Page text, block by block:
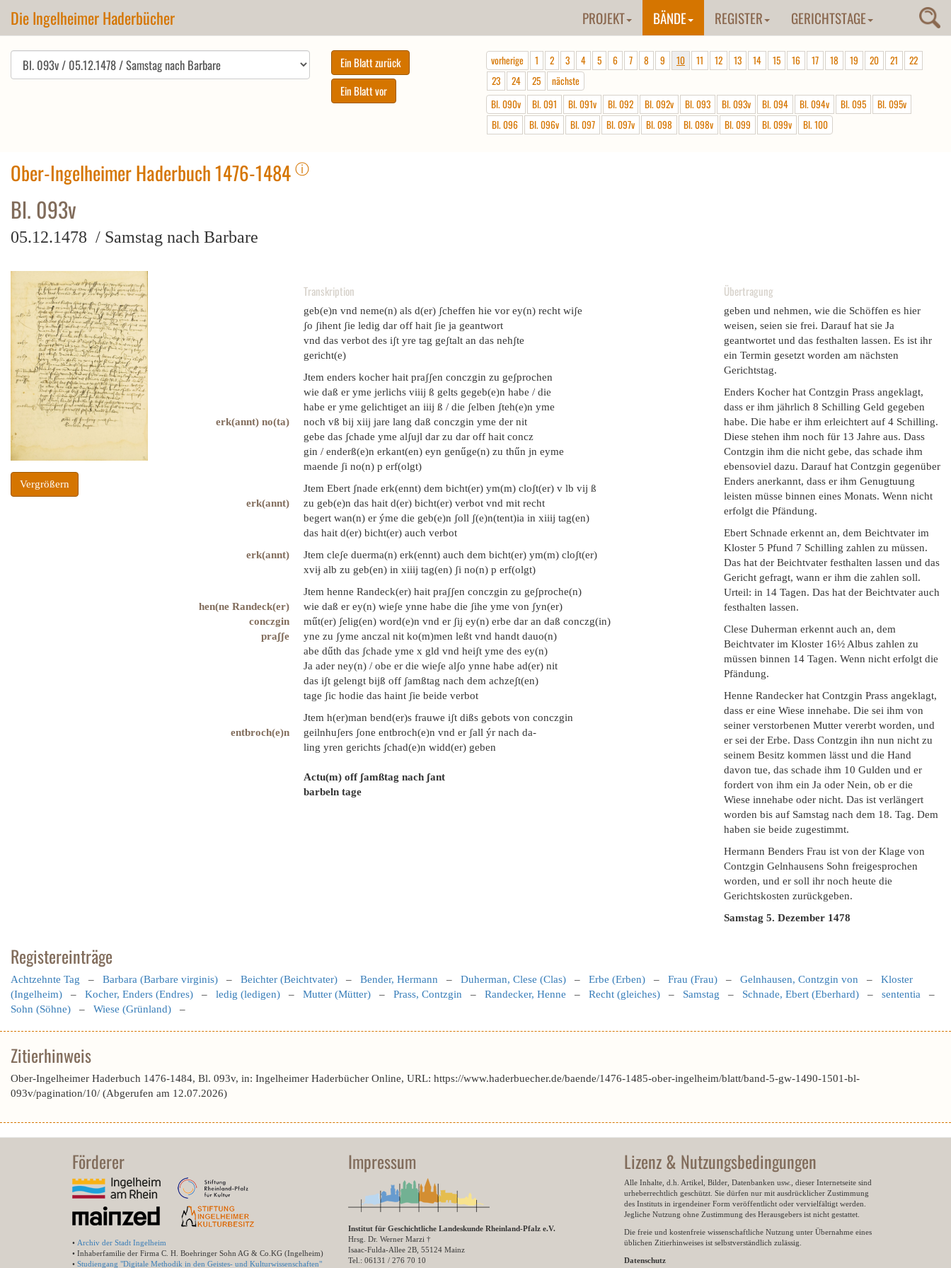
Die Ingelheimer Haderbücher PROJEKT BÄNDE REGISTER GERICHTSTAGE
vorherige 1 2 3 4 5 6 7 8 9 10 11 12 13 14 15 16 17 18 19 20 21
22
23
24 25
nächste
Bl. 090v
Bl. 091 Bl. 091v Bl. 092 Bl. 092v Bl. 093 Bl. 093v Bl. 094 Bl. 094v Bl. 095
Bl. 095v
Bl. 096
Bl. 096v Bl. 097 Bl. 097v Bl. 098 Bl. 098v Bl. 099 Bl. 099v Bl. 100
Ober-Ingelheimer Haderbuch 1476-1484 ⓘ
Bl. 093v
05.12.1478 / Samstag nach Barbare
Vergrößern
Transkription
geb(e)n vnd neme(n) als d(er) ʃcheffen hie vor ey(n) recht wiʃe
ʃo ʃihent ʃie ledig dar off hait ʃie ja geantwort
vnd das verbot des iʃt yre tag geʃtalt an das nehʃte
gericht(e)
Jtem enders kocher hait praʃʃen conczgin zu geʃprochen
wie daß er yme jerlichs viiij ß gelts gegeb(e)n habe / die
habe er yme gelichtiget an iiij ß / die ʃelben ʃteh(e)n yme
erk(annt) no(ta)
noch vß bij xiij jare lang daß conczgin yme der nit
gebe das ʃchade yme alʃujl dar zu dar off hait concz
gin / enderß(e)n erkant(en) eyn genűge(n) zu thűn jn eyme
maende ʃi no(n) p erf(olgt)
Jtem Ebert ʃnade erk(ennt) dem bicht(er) ym(m) cloʃt(er) v lb vij ß
erk(annt)
zu geb(e)n das hait d(er) bicht(er) verbot vnd mit recht
begert wan(n) er ýme die geb(e)n ʃoll ʃ(e)n(tent)ia in xiiij tag(en)
das hait d(er) bicht(er) auch verbot
erk(annt)
Jtem cleʃe duerma(n) erk(ennt) auch dem bicht(er) ym(m) cloʃt(er)
xviɉ alb zu geb(en) in xiiij tag(en) ʃi no(n) p erf(olgt)
Jtem henne Randeck(er) hait praʃʃen conczgin zu geʃproche(n)
hen(ne Randeck(er)
wie daß er ey(n) wieʃe ynne habe die ʃihe yme von ʃyn(er)
conczgin
műt(er) ʃelig(en) word(e)n vnd er ʃij ey(n) erbe dar an daß conczg(in)
praʃʃe
yne zu ʃyme anczal nit ko(m)men leßt vnd handt dauo(n)
abe dűth das ʃchade yme x gld vnd heiʃt yme des ey(n)
Ja ader ney(n) / obe er die wieʃe alʃo ynne habe ad(er) nit
das iʃt gelengt bijß off ʃamßtag nach dem achzeʃt(en)
tage ʃic hodie das haint ʃie beide verbot
Jtem h(er)man bend(er)s frauwe iʃt dißs gebots von conczgin
entbroch(e)n
geilnhuʃers ʃone entbroch(e)n vnd er ʃall ýr nach da-
ling yren gerichts ʃchad(e)n widd(er) geben
Actu(m) off ʃamßtag nach ʃant
barbeln tage
Übertragung
geben und nehmen, wie die Schöffen es hier
weisen, seien sie frei. Darauf hat sie Ja
geantwortet und das festhalten lassen. Es ist ihr
ein Termin gesetzt worden am nächsten
Gerichtstag.
Enders Kocher hat Contzgin Prass angeklagt,
dass er ihm jährlich 8 Schilling Geld gegeben
habe. Die habe er ihm erleichtert auf 4 Schilling.
Diese stehen ihm noch für 13 Jahre aus. Dass
Contzgin ihm die nicht gebe, das schade ihm
ebensoviel dazu. Darauf hat Contzgin gegenüber
Enders anerkannt, dass er ihm Genugtuung
leisten müsse binnen eines Monats. Wenn nicht
erfolgt die Pfändung.
Ebert Schnade erkennt an, dem Beichtvater im
Kloster 5 Pfund 7 Schilling zahlen zu müssen.
Das hat der Beichtvater festhalten lassen und das
Gericht gefragt, wann er ihm die zahlen soll.
Urteil: in 14 Tagen. Das hat der Beichtvater auch
festhalten lassen.
Clese Duherman erkennt auch an, dem
Beichtvater im Kloster 16½ Albus zahlen zu
müssen binnen 14 Tagen. Wenn nicht erfolgt die
Pfändung.
Henne Randecker hat Contzgin Prass angeklagt,
dass er eine Wiese innehabe. Die sei ihm von
seiner verstorbenen Mutter vererbt worden, und
er sei der Erbe. Dass Contzgin ihn nun nicht zu
seinem Besitz kommen lässt und die Hand
davon tue, das schade ihm 10 Gulden und er
fordert von ihm ein Ja oder Nein, ob er die
Wiese innehabe oder nicht. Das ist verlängert
worden bis auf Samstag nach dem 18. Tag. Dem
haben sie beide zugestimmt.
Hermann Benders Frau ist von der Klage von
Contzgin Gelnhausens Sohn freigesprochen
worden, und er soll ihr noch heute die
Gerichtskosten zurückgeben.
Samstag 5. Dezember 1478
Registereinträge
Achtzehnte Tag – Barbara (Barbare virginis) – Beichter (Beichtvater) – Bender, Hermann – Duherman, Clese (Clas) – Erbe (Erben) – Frau (Frau) – Gelnhausen, Contzgin von – Kloster
(Ingelheim) – Kocher, Enders (Endres) – ledig (ledigen) – Mutter (Mütter) – Prass, Contzgin – Randecker, Henne – Recht (gleiches) – Samstag – Schnade, Ebert (Eberhard) – sententia –
Sohn (Söhne) – Wiese (Grünland) –
Zitierhinweis
Ober-Ingelheimer Haderbuch 1476-1484, Bl. 093v, in: Ingelheimer Haderbücher Online, URL: https://www.haderbuecher.de/baende/1476-1485-ober-ingelheim/blatt/band-5-gw-1490-1501-bl-
093v/pagination/10/ (Abgerufen am 12.07.2026)
Förderer
• Archiv der Stadt Ingelheim
• Inhaberfamilie der Firma C. H. Boehringer Sohn AG & Co.KG (Ingelheim)
• Studiengang "Digitale Methodik in den Geistes- und Kulturwissenschaften"
Impressum
Institut für Geschichtliche Landeskunde Rheinland-Pfalz e.V.
Hrsg. Dr. Werner Marzi †
Isaac-Fulda-Allee 2B, 55124 Mainz
Tel.: 06131 / 276 70 10
Lizenz & Nutzungsbedingungen
Alle Inhalte, d.h. Artikel, Bilder, Datenbanken usw., dieser Internetseite sind
urheberrechtlich geschützt. Sie dürfen nur mit ausdrücklicher Zustimmung
des Instituts in irgendeiner Form veröffentlicht oder vervielfältigt werden.
Jegliche Nutzung ohne Zustimmung des Herausgebers ist nicht gestattet.
Die freie und kostenfreie wissenschaftliche Nutzung unter Übernahme eines
üblichen Zitierhinweises ist selbstverständlich zulässig.
Datenschutz